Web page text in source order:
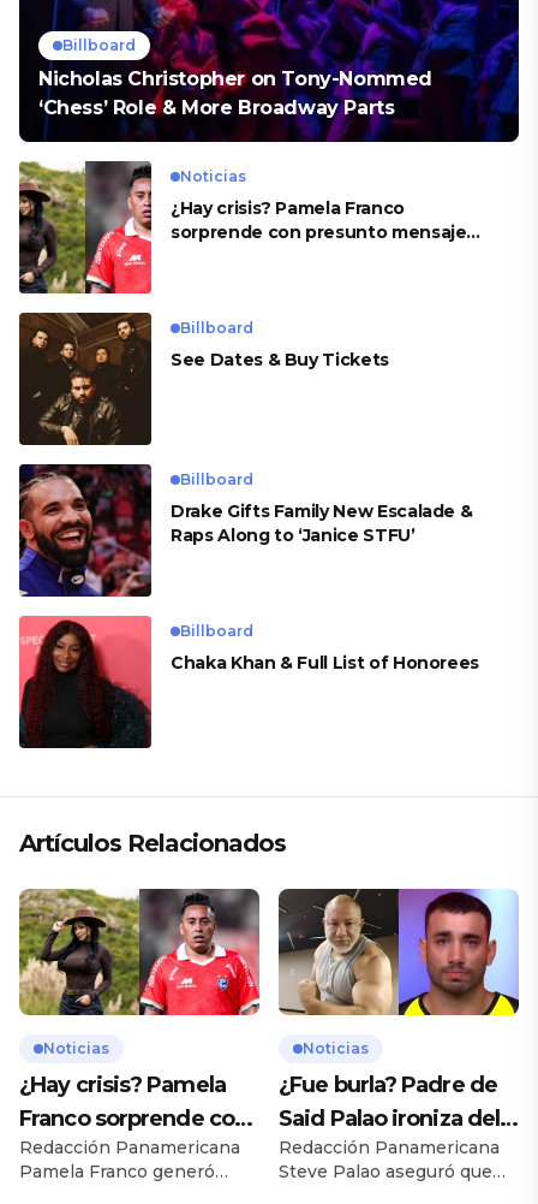
Billboard
Nicholas Christopher on Tony-Nommed
‘Chess’ Role & More Broadway Parts
Noticias
¿Hay crisis? Pamela Franco
sorprende con presunto mensaje
Billboard
See Dates & Buy Tickets
Billboard
Drake Gifts Family New Escalade &
Raps Along to ‘Janice STFU’
Billboard
Chaka Khan & Full List of Honorees
Artículos Relacionados
Noticias
¿Hay crisis? Pamela
Franco sorprende con
presunto mensaje
para Cueva
Redacción Panamericana
Pamela Franco generó
Noticias
¿Fue burla? Padre de
Said Palao ironiza del
ampay de su hijo en
yate
Redacción Panamericana
Steve Palao aseguró que